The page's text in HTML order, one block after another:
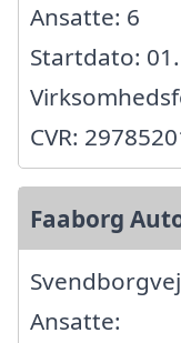
Ansatte: 6
Startdato:
CVR:
Faaborg
Ansatte: